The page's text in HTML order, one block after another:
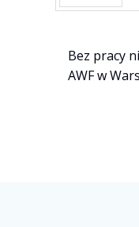
Bez pracy
AWF w